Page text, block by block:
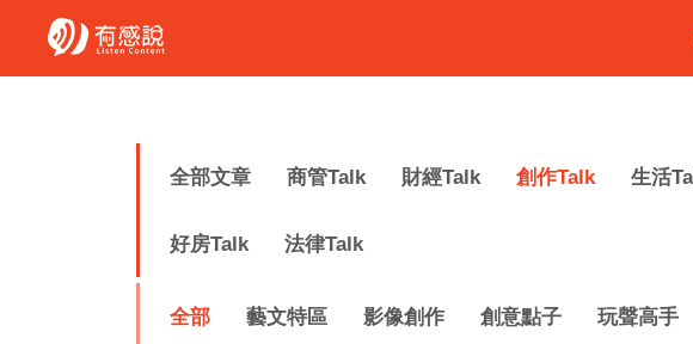
全部文章 商管Talk 財經Talk 創作Talk 生活
好房Talk 法律Talk
全部 藝文特區 影像創作 創意點子 玩聲高手